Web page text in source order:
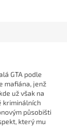
GTA podle
mafiána, jenž
už však na
kriminálních
působišti
který mu